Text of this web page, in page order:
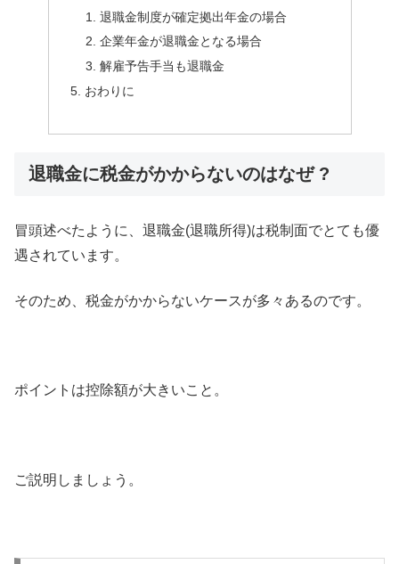
退職金制度が確定拠出年金の場合
企業年金が退職金となる場合
解雇予告手当も退職金
おわりに
退職金に税金がかからないのはなぜ ?
冒頭述べたように、退職金(退職所得)は税制面でとても優
遇されています。
そのため、税金がかからないケースが多々あるのです。
ポイントは控除額が大きいこと。
ご説明しましょう。